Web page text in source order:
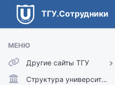
ТГУ.Сотрудники
МЕНЮ
Другие сайты ТГУ
ТГУ.Аккаунты
Структура университета